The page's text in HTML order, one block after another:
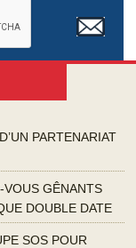
PARTENARIAT
GÊNANTS
DOUBLE DATE
SOS POUR